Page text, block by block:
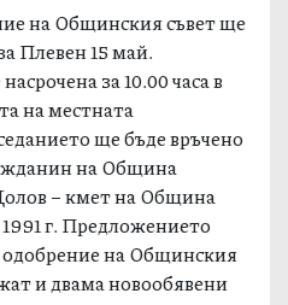
на Общинския съвет ще
Плевен 15 май.
за 10.00 часа в
на местната
ще бъде връчено
на Община
– кмет на Община
г. Предложението
на Общинския
и двама новообявени